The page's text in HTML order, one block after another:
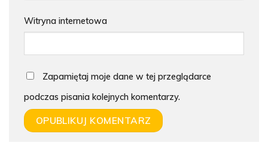
Witryna internetowa
Zapamiętaj moje dane w tej przeglądarce
podczas pisania kolejnych komentarzy.